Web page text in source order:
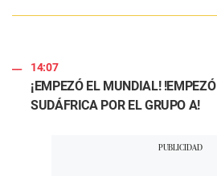
14:07
¡EMPEZÓ EL MUNDIAL!
SUDÁFRICA POR EL GRUPO A!